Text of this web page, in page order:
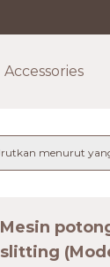
Accessories
Mesin
slitting